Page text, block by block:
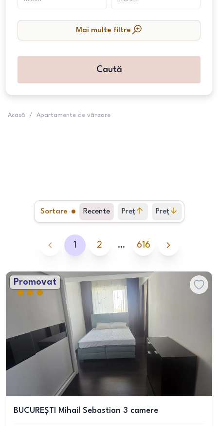
Mai multe filtre
Caută
Acasă / Apartamente de vânzare
Sortare Recente Preț
crescător
Preț
descrescător
1 2 … 616
Promovat
BUCUREȘTI Mihail Sebastian 3 camere